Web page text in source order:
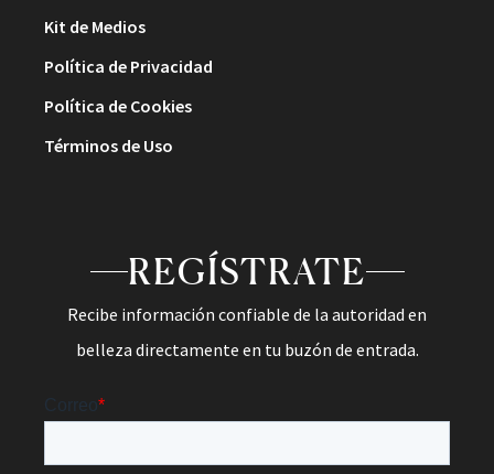
Kit de Medios
Política de Privacidad
Política de Cookies
Términos de Uso
REGÍSTRATE
Recibe información confiable de la autoridad en
belleza directamente en tu buzón de entrada.